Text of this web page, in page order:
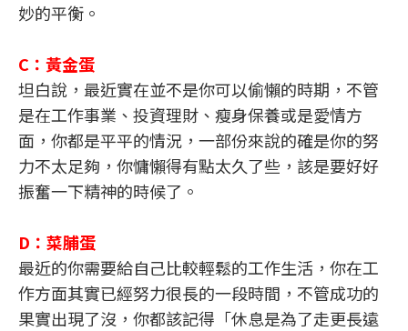
妙的平衡。
C：黃金蛋
坦白說，最近實在並不是你可以偷懶的時期，不管
是在工作事業、投資理財、瘦身保養或是愛情方
面，你都是平平的情況，一部份來說的確是你的努
力不太足夠，你慵懶得有點太久了些，該是要好好
振奮一下精神的時候了。
D：菜脯蛋
最近的你需要給自己比較輕鬆的工作生活，你在工
作方面其實已經努力很長的一段時間，不管成功的
果實出現了沒，你都該記得「休息是為了走更長遠